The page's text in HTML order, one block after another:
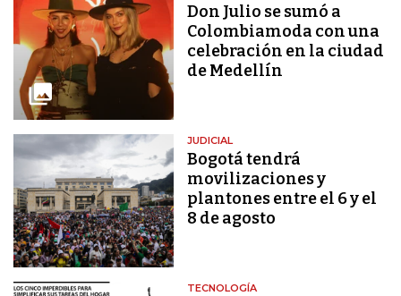
Don Julio se sumó a
Colombiamoda con una
celebración en la ciudad
de Medellín
JUDICIAL
Bogotá tendrá
movilizaciones y
plantones entre el 6 y el
8 de agosto
TECNOLOGÍA